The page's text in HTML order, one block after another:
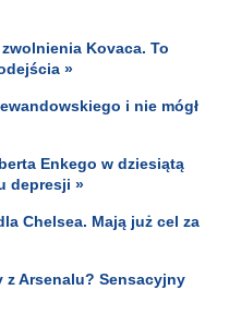
Kovaca. To
»
i nie mógł
Enkego w dziesiątą
depresji »
Chelsea. Mają już cel za
z Arsenalu? Sensacyjny